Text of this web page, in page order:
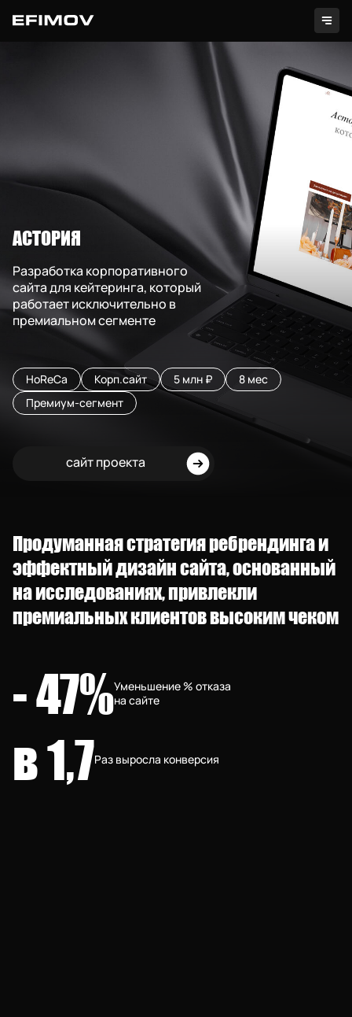
Проекты
Услуги
Секретно
Контакты
АСТОРИЯ
Разработка корпоративного
сайта для кейтеринга, который
работает исключительно в
премиальном сегменте
HoReCa Корп.сайт 5 млн ₽
8 мес
Премиум-сегмент
сайт проекта
Продуманная стратегия ребрендинга и
эффектный дизайн сайта, основанный
на исследованиях, привлекли
премиальных клиентов высоким чеком
- 47%Уменьшение % отказа
на сайте
в 1,7Раз выросла конверсия